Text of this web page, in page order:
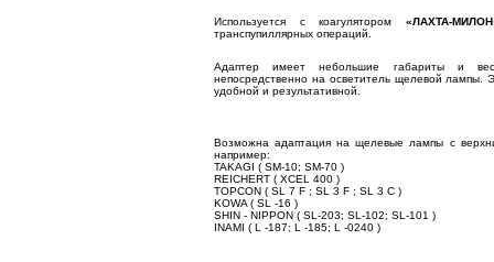
Используется с коагулятором «ЛАХТА-
транспупиллярных операций.
Адаптер имеет небольшие габариты и вес
непосредственно на осветитель щелевой лампы.
удобной и результативной.
Возможна адаптация на щелевые лампы с
например:
TAKAGI ( SM-10; SM-70 )
REICHERT ( XCEL 400 )
TOPCON ( SL 7 F ; SL 3 F ; SL 3 C )
KOWA ( SL -16 )
SHIN - NIPPON ( SL-203; SL-102; SL-101 )
INAMI ( L -187; L -185; L -0240 )